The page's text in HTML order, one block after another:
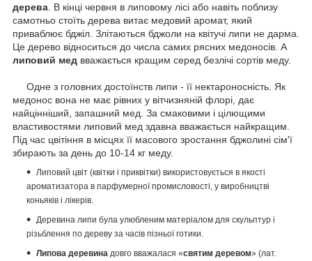
дерева В кінці червня в липовому лісі або навіть поблизу
самотньо стоїть дерева витає медовий аромат, який
приваблює бджіл. Злітаються бджоли на квітучі липи не дарма.
Це дерево відноситься до числа самих рясних медоносів. А
липовий мед вважається кращим серед безлічі сортів меду.
Одне з головних достоїнств липи - її нектароносність. Як
медонос вона не має рівних у вітчизняній флорі, дає
найцінніший, запашний мед. За смаковими і цілющими
властивостями липовий мед здавна вважається найкращим.
Під час цвітіння в місцях її масового зростання бджолині сім'ї
збирають за день до 10-14 кг меду.
Липовий цвіт (квітки і приквітки) використовується в якості
ароматизатора в парфумерної промисловості, у виробництві
коньяків і лікерів.
Деревина липи була улюбленим матеріалом для скульптур і
різьблення по дереву за часів пізньої готики.
Липова деревина довго вважалася «святим деревом» (лат.